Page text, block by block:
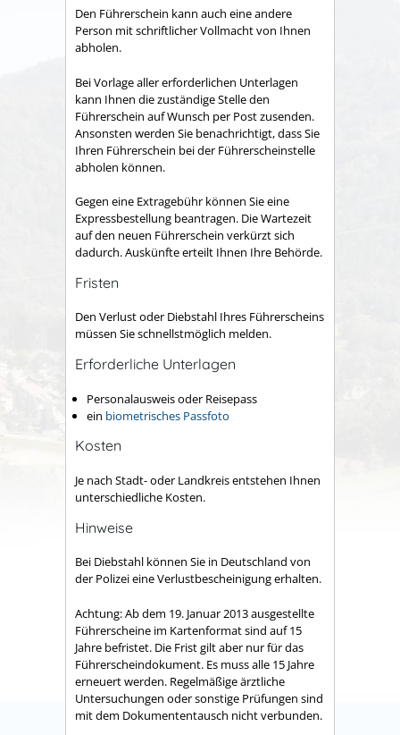
Den Führerschein kann auch eine andere
Person mit schriftlicher Vollmacht von Ihnen
abholen.
Bei Vorlage aller erforderlichen Unterlagen
kann Ihnen die zuständige Stelle den
Führerschein auf Wunsch per Post zusenden.
Ansonsten werden Sie benachrichtigt, dass Sie
Ihren Führerschein bei der Führerscheinstelle
abholen können.
Gegen eine Extragebühr können Sie eine
Expressbestellung beantragen. Die Wartezeit
auf den neuen Führerschein verkürzt sich
dadurch. Auskünfte erteilt Ihnen Ihre Behörde.
Fristen
Den Verlust oder Diebstahl Ihres Führerscheins
müssen Sie schnellstmöglich melden.
Erforderliche Unterlagen
Personalausweis oder Reisepass
ein biometrisches Passfoto
Kosten
Je nach Stadt- oder Landkreis entstehen Ihnen
unterschiedliche Kosten.
Hinweise
Bei Diebstahl können Sie in Deutschland von
der Polizei eine Verlustbescheinigung erhalten.
Achtung:Ab dem 19. Januar 2013 ausgestellte
Führerscheine im Kartenformat sind auf 15
Jahre befristet. Die Frist gilt aber nur für das
Führerscheindokument. Es muss alle 15 Jahre
erneuert werden. Regelmäßige ärztliche
Untersuchungen oder sonstige Prüfungen sind
mit dem Dokumententausch nicht verbunden.